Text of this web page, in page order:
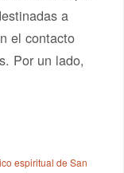
a
el contacto
Por un lado,
espiritual de San